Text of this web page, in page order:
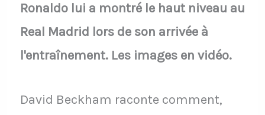
Ronaldo lui a montré le haut niveau au
Real Madrid lors de son arrivée à
l'entraînement. Les images en vidéo.
David Beckham raconte comment,